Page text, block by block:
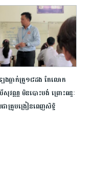
ងធ្លាក់គ្រូ១៨ដង តែលោក
វណ្ណ មិនបោះបង់ ព្រោះឆន្ទៈ
ាគ្រូបង្រៀនពេញសិទ្ធិ